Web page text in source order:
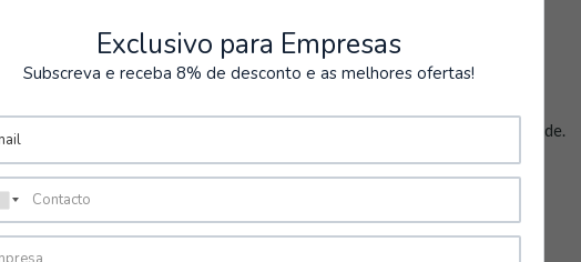
sécurisés
plusieurs méthodes de
Stockage
Possibilité de récupérer la commande.
Exclusivo para Empresas
Subscreva e receba 8% de desconto e as melhores ofertas!